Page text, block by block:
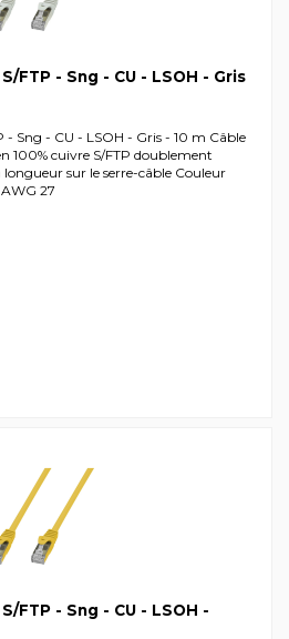
FTP - Sng - CU - LSOH - Gris
- Sng - CU - LSOH - Gris - 10 m Câble
100% cuivre S/FTP doublement
sur le serre-câble Couleur
27
FTP - Sng - CU - LSOH -